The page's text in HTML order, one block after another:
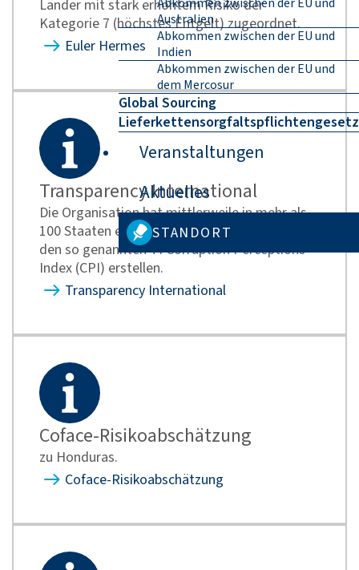
Australien
Abkommen zwischen der EU und
Indien
Abkommen zwischen der EU und
dem Mercosur
Global Sourcing
Lieferkettensorgfaltspflichtengesetz
Veranstaltungen
Aktuelles
STANDORT
Länder mit stark erhöhtem Risiko der
Kategorie 7 (höchstes Entgelt) zugeordnet.
Euler Hermes
Transparency International
Die Organisation hat mittlerweile in mehr als
100 Staaten eigene Sektionen, die gemeinsam
den so genannten TI Corruption Perceptions
Index (CPI) erstellen.
Transparency International
Coface-Risikoabschätzung
zu Honduras.
Coface-Risikoabschätzung